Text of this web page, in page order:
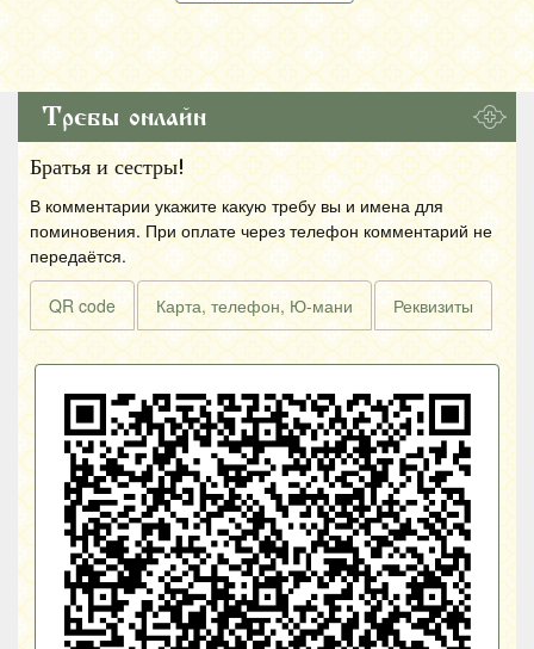
Требы онлайн
Братья и сестры!
В комментарии укажите какую требу вы и имена для
поминовения. При оплате через телефон комментарий не
передаётся.
QR code Карта, телефон, Ю-мани Реквизиты